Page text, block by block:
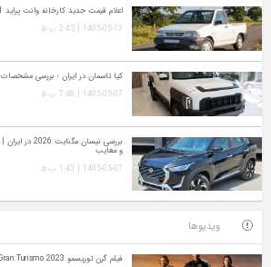
اعلام قیمت جدید کارخانه وانت پراید 151 در مرداد 1405
1405-05-13 | 2:45 ب.ظ
کیا تاسمان در ایران ؛ بررسی
1405-05-07 | 7:48 ب.ظ
بررسی نیسان
و معایب
1405-05-07 | 1:43 ب.ظ
ویدیوها
فیلم گرن توریسمو Gran Turismo 2023